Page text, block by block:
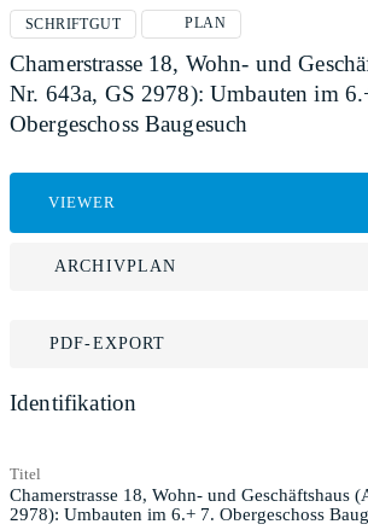
SCHRIFTGUT PLAN
Chamerstrasse 18, Wohn- und
Nr. 643a, GS 2978): Umbauten im
Obergeschoss Baugesuch
VIEWER
ARCHIVPLAN
PDF-EXPORT
Identifikation
Titel
Chamerstrasse 18, Wohn- und Geschäftshaus
2978): Umbauten im 6.+ 7. Obergeschoss